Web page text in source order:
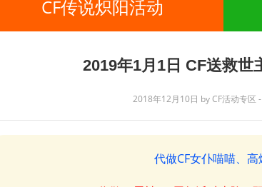
CF传说炽阳活动
2019年1月1日 CF送救世
2018年12月10日 byCF活动专区
代做CF女仆喵喵、